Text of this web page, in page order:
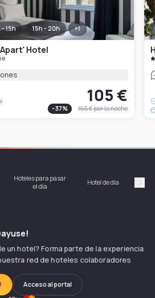
- 15h 15h - 20h +1
Hotel
105 €
-37% 165 €por la noche
Hoteles para pasar
el día
Hotel de día
un hotel? Forma parte de la experiencia
red de hoteles colaboradores
Acceso al portal